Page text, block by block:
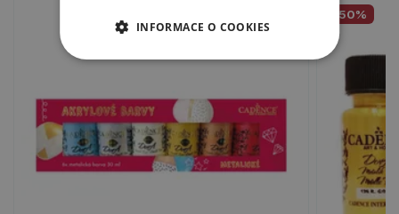
-50%
INFORMACE O COOKIES